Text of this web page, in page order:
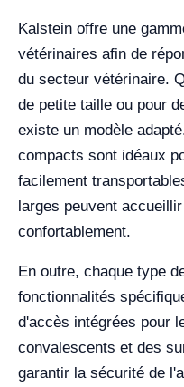
Kalstein offre une
vétérinaires afin de
du secteur vétérinaire.
de petite taille ou pour
existe un modèle
compacts sont idéaux
facilement
larges peuvent
confortablement.
En outre, chaque type
fonctionnalités
d'accès intégrées pour
convalescents et des
garantir la sécurité de